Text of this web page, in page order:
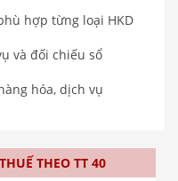
hợp từng loại HKD
và đối chiếu sổ
hóa, dịch vụ
THEO TT 40